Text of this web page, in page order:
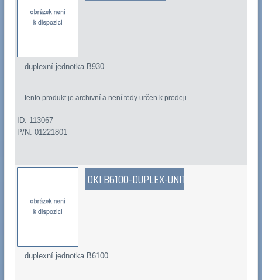
duplexní jednotka B930
tento produkt je archivní a není tedy určen k prodeji
ID: 113067
P/N: 01221801
OKI B6100-DUPLEX-UNIT
duplexní jednotka B6100